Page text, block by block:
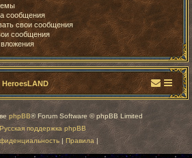
сообщения
свои сообщения
сообщения
phpBB® Forum Software © phpBB Limited
Русская поддержка phpBB
| Правила|